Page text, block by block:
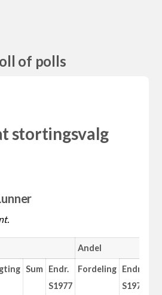
of polls
stortingsvalg
Andel
Sum Endr.
S1977
Fordeling Endr.
S1977